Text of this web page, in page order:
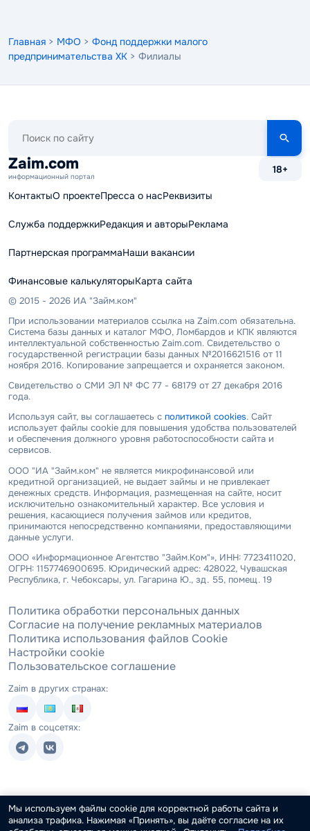
Главная > МФО > Фонд поддержки малого
предпринимательства ХК > Филиалы
сайту
Zaim.com
информационный портал
18+
КонтактыО проектеПресса о насРеквизиты
Служба поддержкиРедакция и авторыРеклама
Партнерская программаНаши вакансии
Финансовые калькуляторыКарта сайта
© 2015 - 2026 ИА "Займ.ком"
При использовании материалов ссылка на Zaim.com обязательна.
Система базы данных и каталог МФО, Ломбардов и КПК являются
интеллектуальной собственностью Zaim.com. Свидетельство о
государственной регистрации базы данных №2016621516 от 11
ноября 2016. Копирование запрещается и охраняется законом.
Свидетельство о СМИ ЭЛ № ФС 77 - 68179 от 27 декабря 2016
года.
Используя сайт, вы соглашаетесь с политикой cookies. Сайт
использует файлы cookie для повышения удобства пользователей
и обеспечения должного уровня работоспособности сайта и
сервисов.
ООО "ИА "Займ.ком" не является микрофинансовой или
кредитной организацией, не выдает займы и не привлекает
денежных средств. Информация, размещенная на сайте, носит
исключительно ознакомительный характер. Все условия и
решения, касающиеся получения займов или кредитов,
принимаются непосредственно компаниями, предоставляющими
данные услуги.
ООО «Информационное Агентство "Займ.Ком"», ИНН: 7723411020,
ОГРН: 1157746900695. Юридический адрес: 428022, Чувашская
Республика, г. Чебоксары, ул. Гагарина Ю., зд. 55, помещ. 19
Политика обработки персональных данных
Согласие на получение рекламных материалов
Политика использования файлов Cookie
Настройки cookie
Пользовательское соглашение
Zaim в других странах:
Zaim в соцсетях:
Мы используем файлы cookie для корректной работы сайта и
анализа трафика. Нажимая «Принять», вы даёте согласие на их